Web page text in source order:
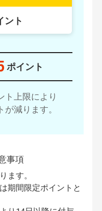
ント
ポイント
ト上限により
減ります。
事項
ます。
期間限定ポイントと